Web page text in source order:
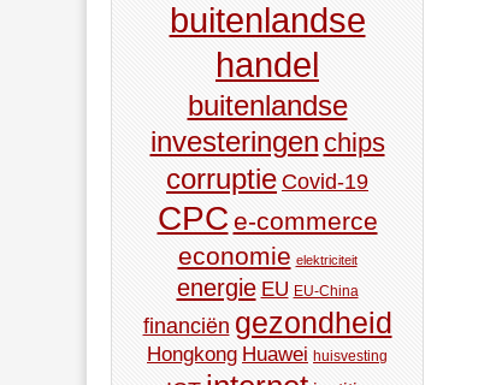
buitenlandse
handel
buitenlandse
investeringen chips
corruptie Covid-19
CPC e-commerce
economie elektriciteit
energie EU EU-China
financiën gezondheid
Hongkong Huawei huisvesting